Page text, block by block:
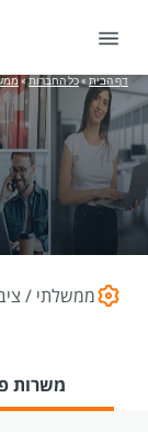
דף הבית »כל החברות»
ממשלתי /
משרות